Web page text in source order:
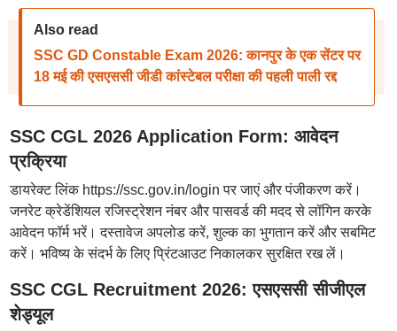
Also read
SSC GD Constable Exam 2026: कानपुर के एक सेंटर पर
18 मई की एसएससी जीडी कांस्टेबल परीक्षा की पहली पाली रद्द
SSC CGL 2026 Application Form: आवेदन
प्रक्रिया
डायरेक्ट लिंक https://ssc.gov.in/login पर जाएं और पंजीकरण करें।
जनरेट क्रेडेंशियल रजिस्ट्रेशन नंबर और पासवर्ड की मदद से लॉगिन करके
आवेदन फॉर्म भरें। दस्तावेज अपलोड करें, शुल्क का भुगतान करें और सबमिट
करें। भविष्य के संदर्भ के लिए प्रिंटआउट निकालकर सुरक्षित रख लें।
SSC CGL Recruitment 2026: एसएससी सीजीएल
शेड्यूल